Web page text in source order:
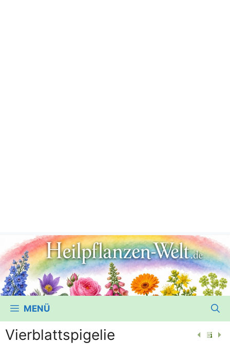
MENÜ
Vierblattspigelie